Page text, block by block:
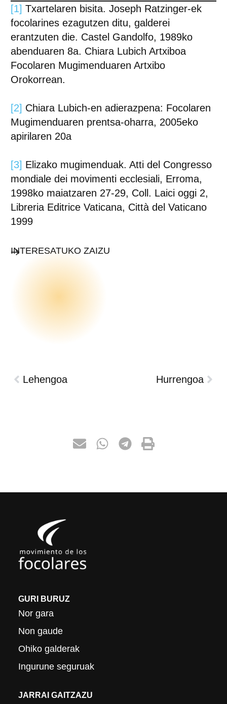
[1] Txartelaren bisita. Joseph Ratzinger-ek
focolarines ezagutzen ditu, galderei
erantzuten die. Castel Gandolfo, 1989ko
abenduaren 8a. Chiara Lubich Artxiboa
Focolaren Mugimenduaren Artxibo
Orokorrean.
[2] Chiara Lubich-en adierazpena: Focolaren
Mugimenduaren prentsa-oharra, 2005eko
apirilaren 20a
[3] Elizako mugimenduak. Atti del Congresso
mondiale dei movimenti ecclesiali, Erroma,
1998ko maiatzaren 27-29, Coll. Laici oggi 2,
Libreria Editrice Vaticana, Città del Vaticano
1999
INTERESATUKO ZAIZU
Lehengoa Hurrengoa
GURI BURUZ
Nor gara
Non gaude
Ohiko galderak
Ingurune seguruak
JARRAI GAITZAZU